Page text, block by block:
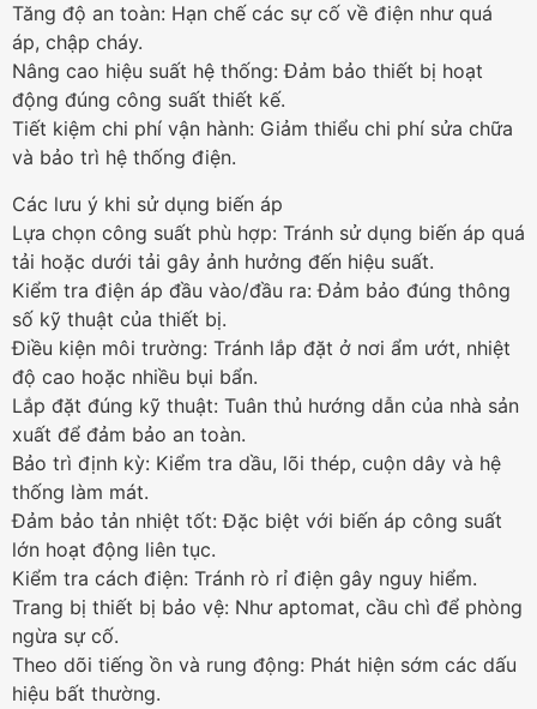
Tăng độ an toàn: Hạn chế các sự cố về điện như quá
áp, chập cháy.
Nâng cao hiệu suất hệ thống: Đảm bảo thiết bị hoạt
động đúng công suất thiết kế.
Tiết kiệm chi phí vận hành: Giảm thiểu chi phí sửa chữa
và bảo trì hệ thống điện.
Các lưu ý khi sử dụng biến áp
Lựa chọn công suất phù hợp: Tránh sử dụng biến áp quá
tải hoặc dưới tải gây ảnh hưởng đến hiệu suất.
Kiểm tra điện áp đầu vào/đầu ra: Đảm bảo đúng thông
số kỹ thuật của thiết bị.
Điều kiện môi trường: Tránh lắp đặt ở nơi ẩm ướt, nhiệt
độ cao hoặc nhiều bụi bẩn.
Lắp đặt đúng kỹ thuật: Tuân thủ hướng dẫn của nhà sản
xuất để đảm bảo an toàn.
Bảo trì định kỳ: Kiểm tra dầu, lõi thép, cuộn dây và hệ
thống làm mát.
Đảm bảo tản nhiệt tốt: Đặc biệt với biến áp công suất
lớn hoạt động liên tục.
Kiểm tra cách điện: Tránh rò rỉ điện gây nguy hiểm.
Trang bị thiết bị bảo vệ: Như aptomat, cầu chì để phòng
ngừa sự cố.
Theo dõi tiếng ồn và rung động: Phát hiện sớm các dấu
hiệu bất thường.